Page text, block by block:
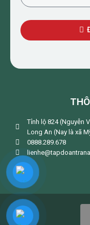
Tỉnh lộ 824 (Nguyễn
Long An (Nay là xã
0888.289.678